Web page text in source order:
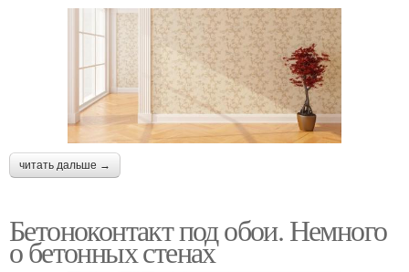
читать дальше →
Бетоноконтакт под обои. Немного
о бетонных стенах